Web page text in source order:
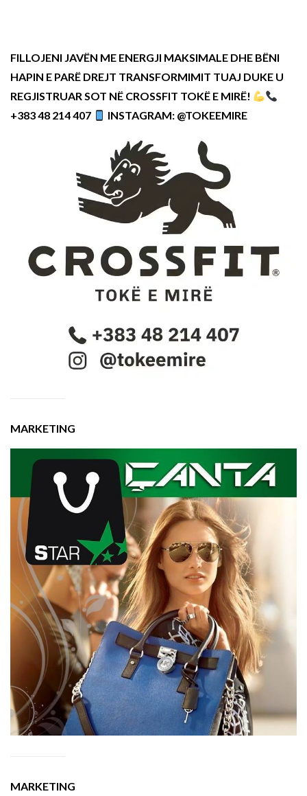
FILLOJENI JAVËN ME ENERGJI MAKSIMALE DHE BËNI
HAPIN E PARË DREJT TRANSFORMIMIT TUAJ DUKE U
REGJISTRUAR SOT NË CROSSFIT TOKË E MIRË!
+383 48 214 407
INSTAGRAM: @TOKEEMIRE
MARKETING
MARKETING